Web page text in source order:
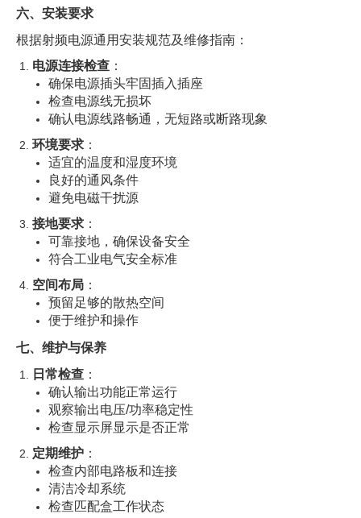
六、安装要求
根据射频电源通用安装规范及维修指南：
电源连接检查 ：
确保电源插头牢固插入插座
检查电源线无损坏
确认电源线路畅通，无短路或断路现象
环境要求 ：
适宜的温度和湿度环境
良好的通风条件
避免电磁干扰源
接地要求 ：
可靠接地，确保设备安全
符合工业电气安全标准
空间布局 ：
预留足够的散热空间
便于维护和操作
七、维护与保养
日常检查 ：
确认输出功能正常运行
观察输出电压/功率稳定性
检查显示屏显示是否正常
定期维护 ：
检查内部电路板和连接
清洁冷却系统
检查匹配盒工作状态